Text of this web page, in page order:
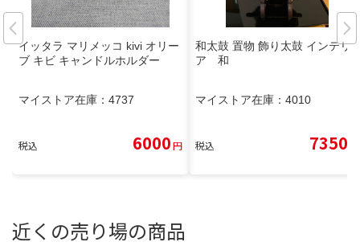
イッタラ マリメッコ kivi オリー
ブ キビ キャンドルホルダー
マイストア在庫： 4737
税込 6000円
和太鼓 置物 飾り太鼓 インテリ
ア 和
マイストア在庫： 4010
税込 7350
近くの売り場の商品